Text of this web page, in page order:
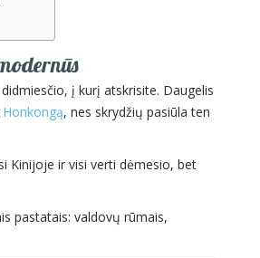
į kurį atskrisite. Daugelis
Honkongą, nes skrydžių pasiūla ten
Kinijoje ir visi verti dėmesio, bet
pastatais: valdovų rūmais,